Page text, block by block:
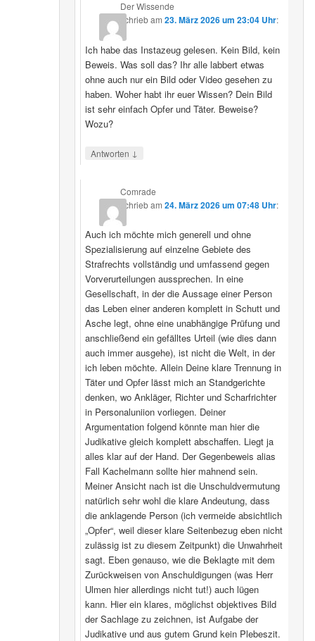
Der Wissende
schriebam23. März 2026 um 23:04 Uhr:
Ich habe das Instazeug gelesen. Kein Bild, kein
Beweis. Was soll das? Ihr alle labbert etwas
ohne auch nur ein Bild oder Video gesehen zu
haben. Woher habt ihr euer Wissen? Dein Bild
ist sehr einfach Opfer und Täter. Beweise?
Wozu?
Antworten ↓
Comrade
schriebam24. März 2026 um 07:48 Uhr:
Auch ich möchte mich generell und ohne
Spezialisierung auf einzelne Gebiete des
Strafrechts vollständig und umfassend gegen
Vorverurteilungen aussprechen. In eine
Gesellschaft, in der die Aussage einer Person
das Leben einer anderen komplett in Schutt und
Asche legt, ohne eine unabhängige Prüfung und
anschließend ein gefälltes Urteil (wie dies dann
auch immer ausgehe), ist nicht die Welt, in der
ich leben möchte. Allein Deine klare Trennung in
Täter und Opfer lässt mich an Standgerichte
denken, wo Ankläger, Richter und Scharfrichter
in Personaluniion vorliegen. Deiner
Argumentation folgend könnte man hier die
Judikative gleich komplett abschaffen. Liegt ja
alles klar auf der Hand. Der Gegenbeweis alias
Fall Kachelmann sollte hier mahnend sein.
Meiner Ansicht nach ist die Unschuldvermutung
natürlich sehr wohl die klare Andeutung, dass
die anklagende Person (ich vermeide absichtlich
„Opfer“, weil dieser klare Seitenbezug eben nicht
zulässig ist zu diesem Zeitpunkt) die Unwahrheit
sagt. Eben genauso, wie die Beklagte mit dem
Zurückweisen von Anschuldigungen (was Herr
Ulmen hier allerdings nicht tut!) auch lügen
kann. Hier ein klares, möglichst objektives Bild
der Sachlage zu zeichnen, ist Aufgabe der
Judikative und aus gutem Grund kein Plebeszit.